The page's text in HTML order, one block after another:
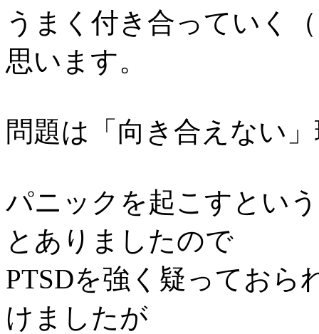
うまく付き合っていく
思います。
問題は「向き合えない
パニックを起こすとい
とありましたので
PTSDを強く疑っておら
けましたが